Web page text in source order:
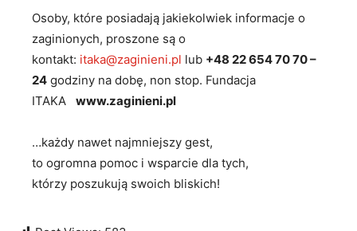
Osoby, które posiadają jakiekolwiek informacje o
zaginionych, proszone są o
kontakt: itaka@zaginieni.pl lub +48 22 654 70 70 –
24 godziny na dobę, non stop. Fundacja
ITAKA www.zaginieni.pl
…każdy nawet najmniejszy gest,
to ogromna pomoc i wsparcie dla tych,
którzy poszukują swoich bliskich!